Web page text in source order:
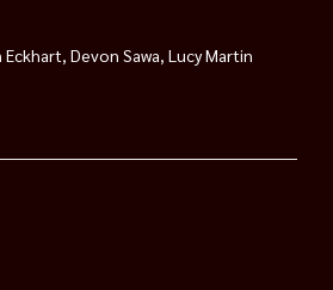
Eckhart, Devon Sawa, Lucy Martin